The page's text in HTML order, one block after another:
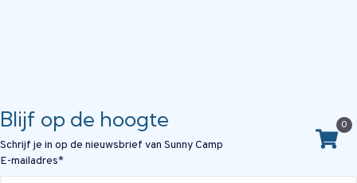
Blijf op de hoogte
Schrijf je in op de nieuwsbrief van Sunny Camp
E-mailadres*
0